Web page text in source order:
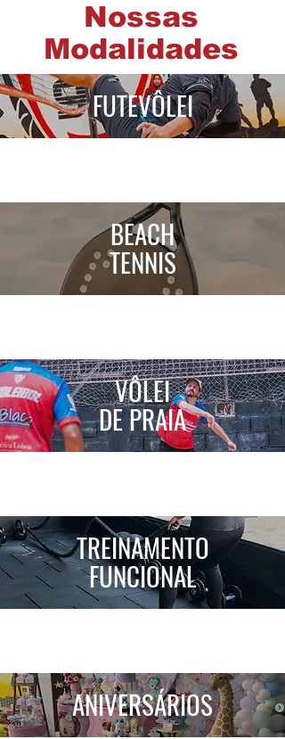
Nossas
Modalidades
FUTEVÔLEI
BEACH
TENNIS
VÔLEI
DE PRAIA
TREINAMENTO​
FUNCIONAL
ANIVERSÁRIOS